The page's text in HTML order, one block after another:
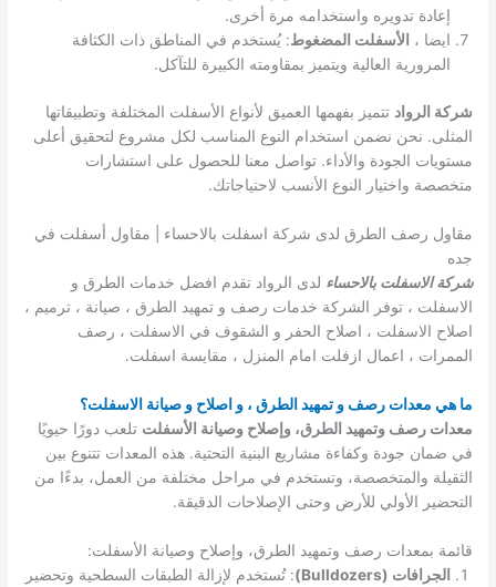
إعادة تدويره واستخدامه مرة أخرى.
ايضا ،
الأسفلت المضغوط: يُستخدم في المناطق ذات الكثافة
المرورية العالية ويتميز بمقاومته الكبيرة للتآكل.
شركة الرواد تتميز بفهمها العميق لأنواع الأسفلت المختلفة وتطبيقاتها
المثلى. نحن نضمن استخدام النوع المناسب لكل مشروع لتحقيق أعلى
مستويات الجودة والأداء. تواصل معنا للحصول على استشارات
متخصصة واختيار النوع الأنسب لاحتياجاتك.
مقاول رصف الطرق لدى شركة اسفلت بالاحساء | مقاول أسفلت في
جده
شركة الاسفلت بالاحساء لدى الرواد تقدم افضل خدمات الطرق و
الاسفلت ، توفر الشركة خدمات رصف و تمهيد الطرق ، صيانة ، ترميم ،
اصلاح الاسفلت ، اصلاح الحفر و الشقوف في الاسفلت ، رصف
الممرات ، اعمال ازفلت امام المنزل ، مقايسة اسفلت.
ما هي معدات رصف و تمهيد الطرق ، و اصلاح و صيانة الاسفلت؟
معدات رصف وتمهيد الطرق، وإصلاح وصيانة الأسفلت تلعب دورًا حيويًا
في ضمان جودة وكفاءة مشاريع البنية التحتية. هذه المعدات تتنوع بين
الثقيلة والمتخصصة، وتستخدم في مراحل مختلفة من العمل، بدءًا من
التحضير الأولي للأرض وحتى الإصلاحات الدقيقة.
قائمة بمعدات رصف وتمهيد الطرق، وإصلاح وصيانة الأسفلت:
الجرافات (Bulldozers)
: تُستخدم لإزالة الطبقات السطحية وتحضير